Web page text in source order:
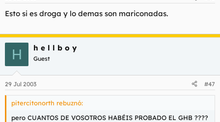
Esto si es droga y lo demas son mariconadas.
H h e l l b o y
Guest
29 Jul 2003 #47
pitercitonorth rebuznó:
pero CUANTOS DE VOSOTROS HABÉIS PROBADO EL GHB ????